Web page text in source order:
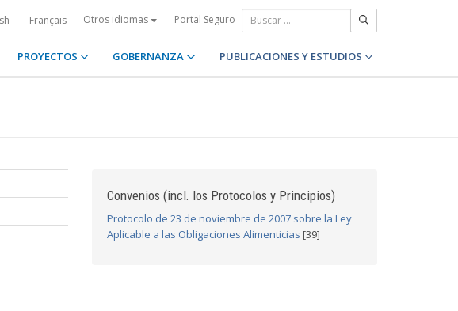
Français Otros idiomas Portal Seguro
PROYECTOS GOBERNANZA PUBLICACIONES Y ESTUDIOS
Convenios (incl. los Protocolos y Principios)
Protocolo de 23 de noviembre de 2007 sobre la Ley
Aplicable a las Obligaciones Alimenticias [39]